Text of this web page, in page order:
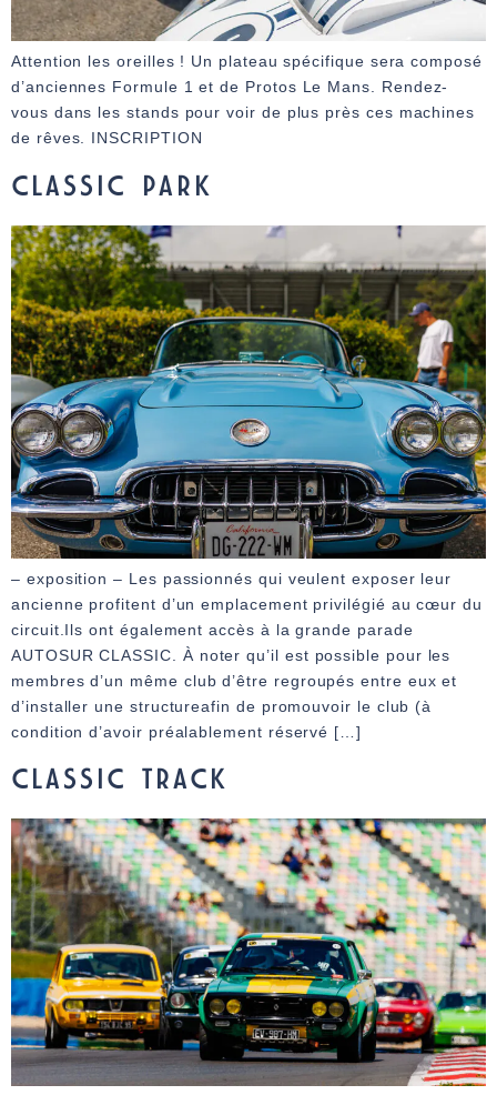
Attention les oreilles ! Un plateau spécifique sera composé
d’anciennes Formule 1 et de Protos Le Mans. Rendez-
vous dans les stands pour voir de plus près ces machines
de rêves. INSCRIPTION
CLASSIC PARK
– exposition – Les passionnés qui veulent exposer leur
ancienne profitent d’un emplacement privilégié au cœur du
circuit.Ils ont également accès à la grande parade
AUTOSUR CLASSIC. À noter qu’il est possible pour les
membres d’un même club d’être regroupés entre eux et
d’installer une structureafin de promouvoir le club (à
condition d’avoir préalablement réservé […]
CLASSIC TRACK